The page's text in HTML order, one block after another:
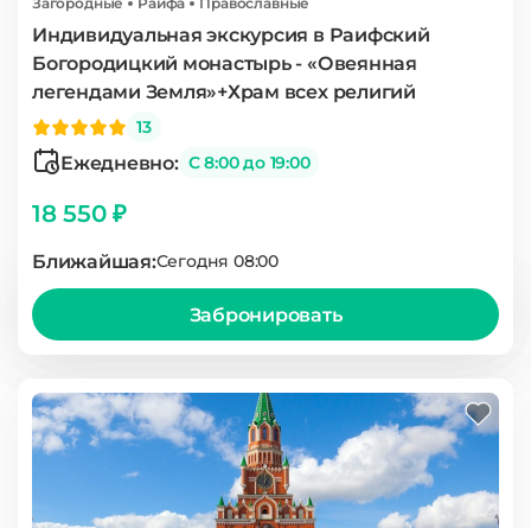
Индивидуальная экскурсия в Раифский
Богородицкий монастырь - «Овеянная
легендами Земля»+Храм всех религий
13
Ежедневно: С 8:00 до 19:00
18 550 ₽
Ближайшая:Сегодня 08:00
Забронировать